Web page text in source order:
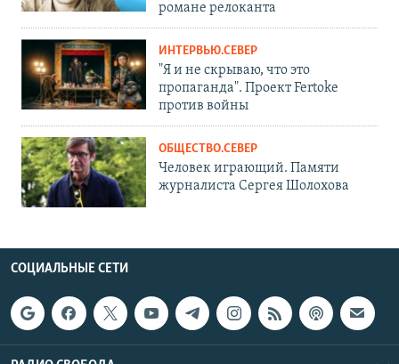
романе релоканта
ИНТЕРВЬЮ.СЕВЕР
"Я и не скрываю, что это
пропаганда". Проект Fertoke
против войны
ОБЩЕСТВО.СЕВЕР
Человек играющий. Памяти
журналиста Сергея Шолохова
СОЦИАЛЬНЫЕ СЕТИ